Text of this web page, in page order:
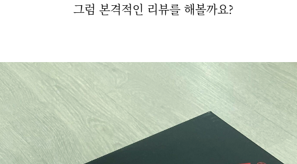
그럼 본격적인 리뷰를 해볼까요?